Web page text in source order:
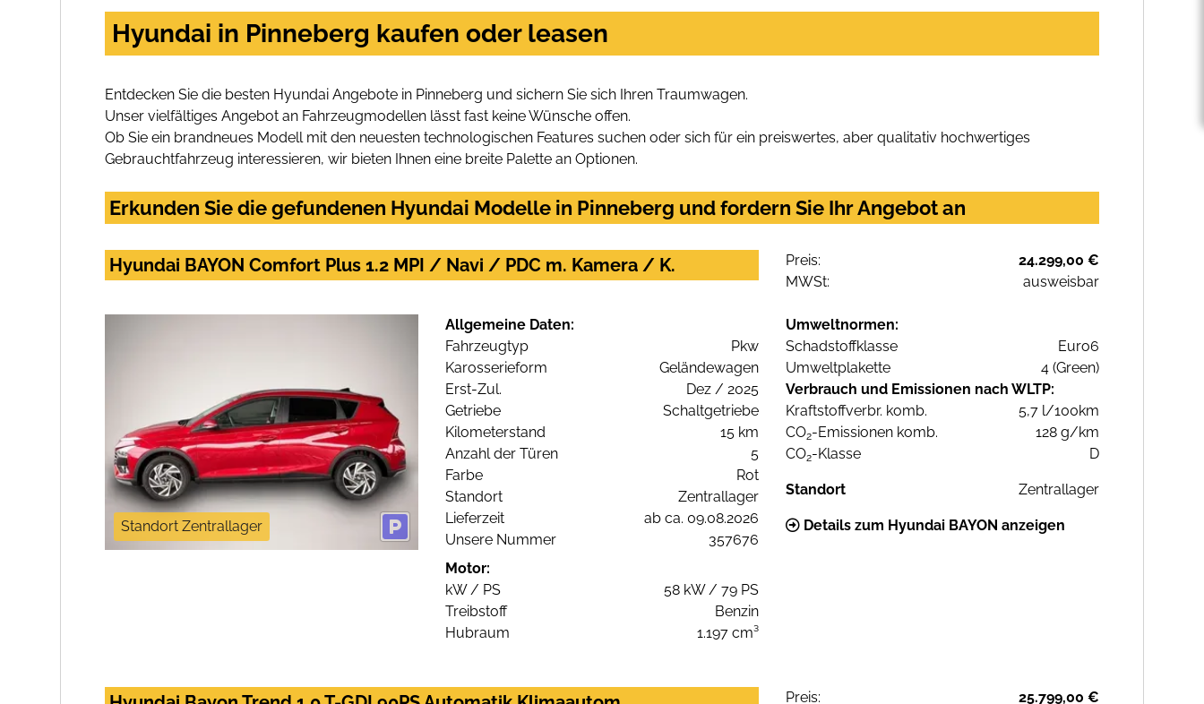
Hyundai in Pinneberg kaufen oder leasen
Entdecken Sie die besten Hyundai Angebote in Pinneberg und sichern Sie sich Ihren Traumwagen.
Unser vielfältiges Angebot an Fahrzeugmodellen lässt fast keine Wünsche offen.
Ob Sie ein brandneues Modell mit den neuesten technologischen Features suchen oder sich für ein preiswertes, aber qualitativ hochwertiges
Gebrauchtfahrzeug interessieren, wir bieten Ihnen eine breite Palette an Optionen.
Erkunden Sie die gefundenen Hyundai Modelle in Pinneberg und fordern Sie Ihr Angebot an
Hyundai BAYON Comfort Plus 1.2 MPI / Navi / PDC m. Kamera / K. Preis:
24.299,00 €
MWSt:
ausweisbar
Standort Zentrallager
Allgemeine Daten:
Fahrzeugtyp
Pkw
Karosserieform
Geländewagen
Erst-Zul.
Dez / 2025
Getriebe
Schaltgetriebe
Kilometerstand
15 km
Anzahl der Türen
5
Farbe
Rot
Standort
Zentrallager
Lieferzeit
ab ca. 09.08.2026
Unsere Nummer
357676
Motor:
kW / PS
58 kW / 79 PS
Treibstoff
Benzin
Hubraum
1.197 cm³
Umweltnormen:
Schadstoffklasse
Euro6
Umweltplakette
4 (Green)
Verbrauch und Emissionen nach WLTP:
Kraftstoffverbr. komb.
5,7 l/100km
CO2-Emissionen komb.
128 g/km
CO2-Klasse D
Standort Zentrallager
Details zum Hyundai BAYON anzeigen
Preis:
25.799,00 €